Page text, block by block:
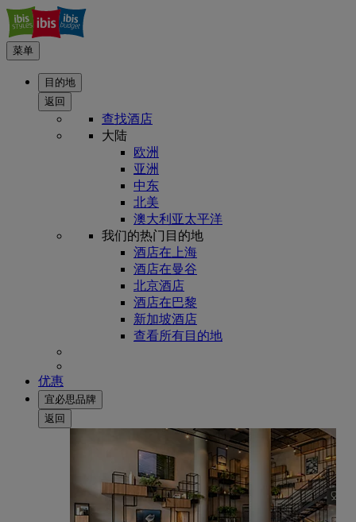
菜单
目的地
返回
查找酒店
大陆
欧洲
亚洲
中东
北美
澳大利亚太平洋
我们的热门目的地
酒店在上海
酒店在曼谷
北京酒店
酒店在巴黎
新加坡酒店
查看所有目的地
优惠
宜必思品牌
返回